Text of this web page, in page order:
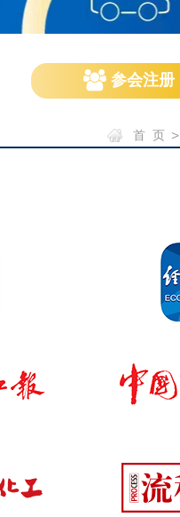
参会注册
首 页 >